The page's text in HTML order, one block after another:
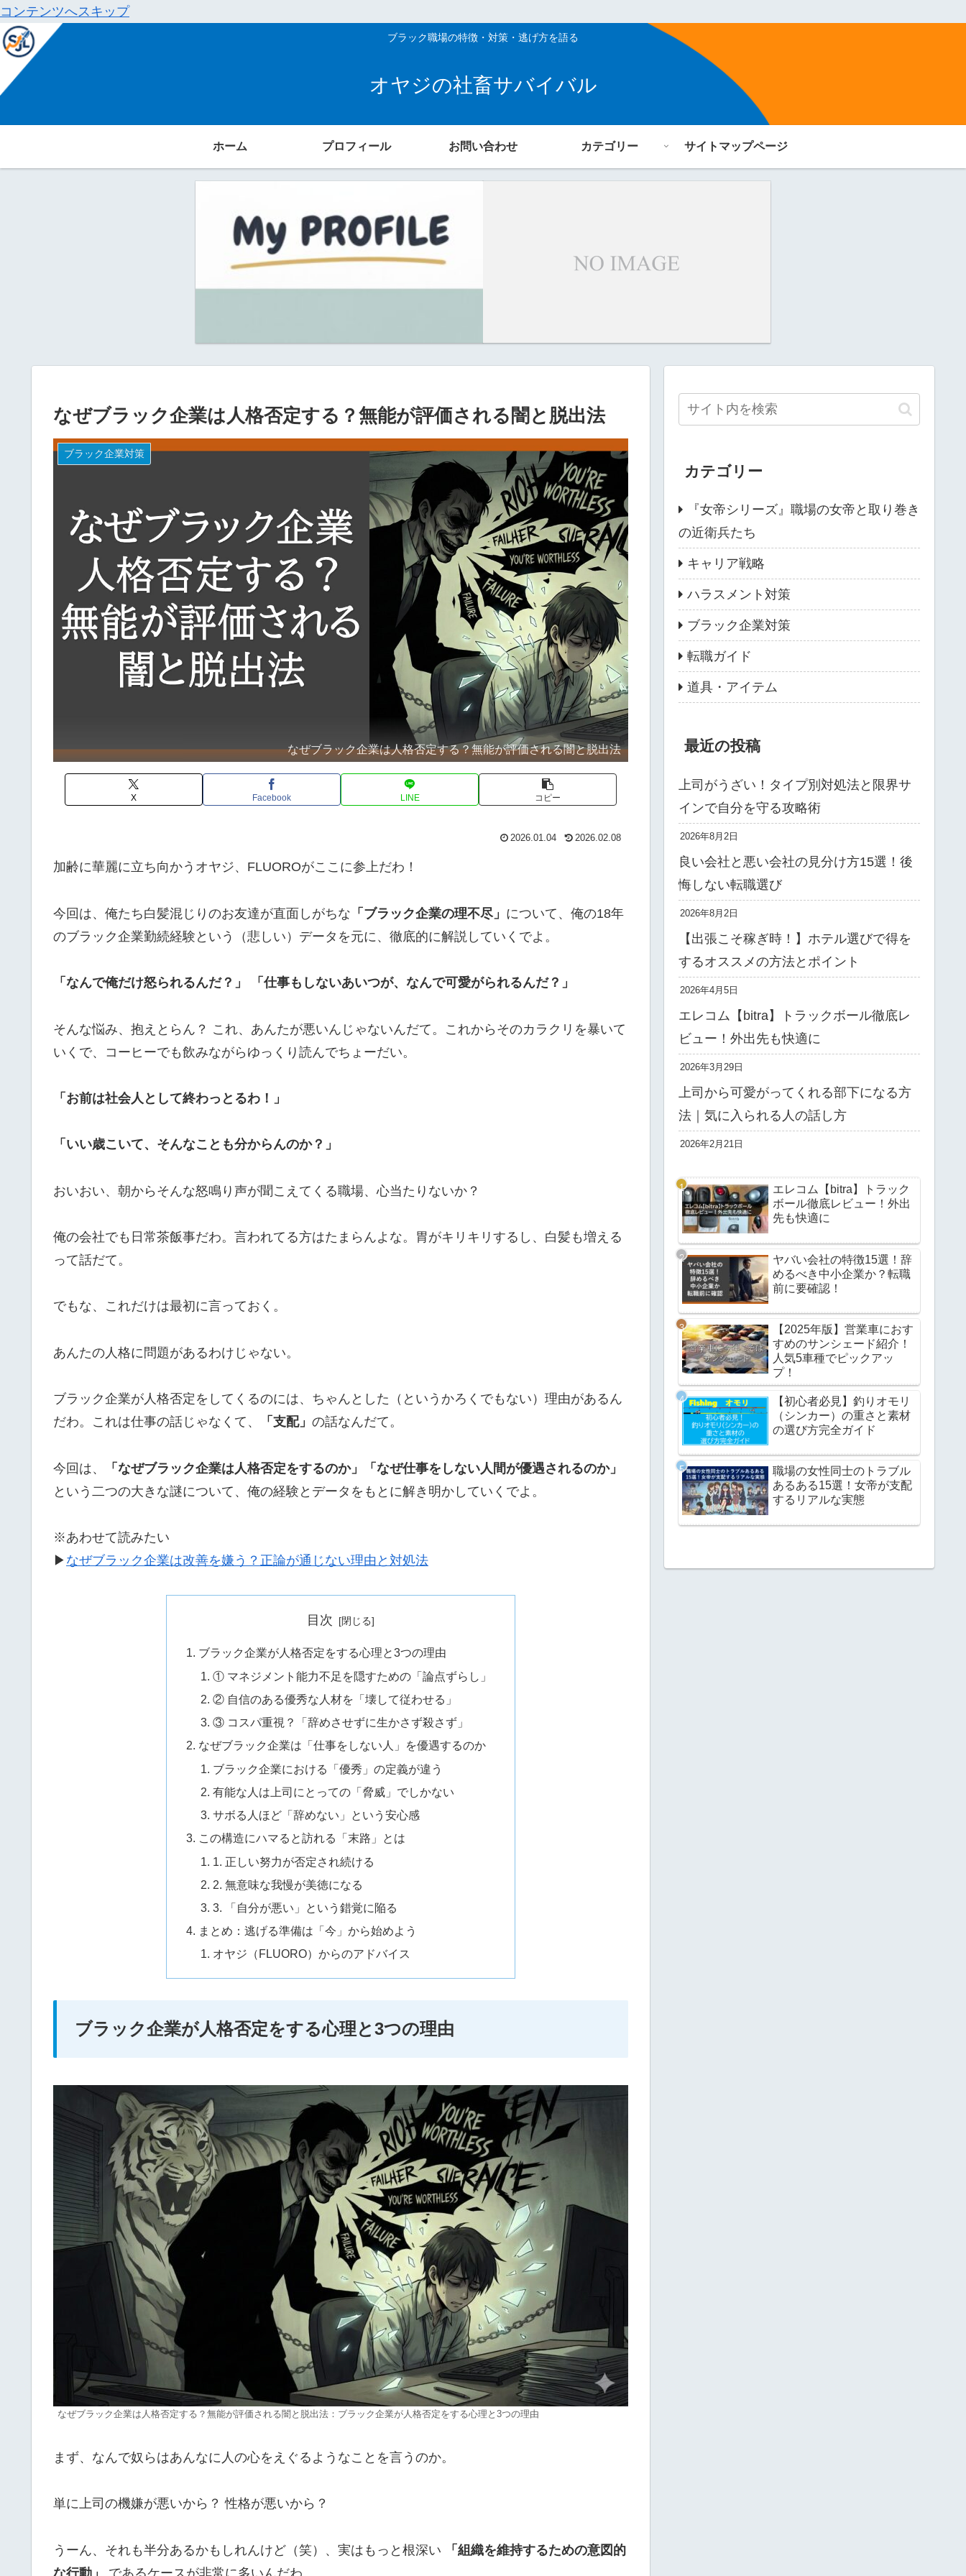
コンテンツへスキップ
ブラック職場の特徴・対策・逃げ方を語る
オヤジの社畜サバイバル
ホーム プロフィール お問い合わせ カテゴリー サイトマップページ
なぜブラック企業は人格否定する？無能が評価される闇と脱出法
ブラック企業対策
なぜブラック企業は人格否定する？無能が評価される闇と脱出法
X Facebook LINE コピー
2026.01.04 2026.02.08
加齢に華麗に立ち向かうオヤジ、FLUOROがここに参上だわ！
今回は、俺たち白髪混じりのお友達が直面しがちな 「ブラック企業の理不尽」 について、俺の18年
のブラック企業勤続経験という（悲しい）データを元に、徹底的に解説していくでよ。
「なんで俺だけ怒られるんだ？」 「仕事もしないあいつが、なんで可愛がられるんだ？」
そんな悩み、抱えとらん？ これ、あんたが悪いんじゃないんだて。これからそのカラクリを暴いて
いくで、コーヒーでも飲みながらゆっくり読んでちょーだい。
「お前は社会人として終わっとるわ！」
「いい歳こいて、そんなことも分からんのか？」
おいおい、朝からそんな怒鳴り声が聞こえてくる職場、心当たりないか？
俺の会社でも日常茶飯事だわ。言われてる方はたまらんよな。胃がキリキリするし、白髪も増える
って話だて。
でもな、これだけは最初に言っておく。
あんたの人格に問題があるわけじゃない。
ブラック企業が人格否定をしてくるのには、ちゃんとした（というかろくでもない）理由があるん
だわ。これは仕事の話じゃなくて、
「支配」 の話なんだて。
今回は、
「なぜブラック企業は人格否定をするのか」「なぜ仕事をしない人間が優遇されるのか」
という二つの大きな謎について、俺の経験とデータをもとに解き明かしていくでよ。
※あわせて読みたい
▶ なぜブラック企業は改善を嫌う？正論が通じない理由と対処法
目次
ブラック企業が人格否定をする心理と3つの理由
① マネジメント能力不足を隠すための「論点ずらし」
② 自信のある優秀な人材を「壊して従わせる」
③ コスパ重視？「辞めさせずに生かさず殺さず」
なぜブラック企業は「仕事をしない人」を優遇するのか
ブラック企業における「優秀」の定義が違う
有能な人は上司にとっての「脅威」でしかない
サボる人ほど「辞めない」という安心感
この構造にハマると訪れる「末路」とは
1. 正しい努力が否定され続ける
2. 無意味な我慢が美徳になる
3. 「自分が悪い」という錯覚に陥る
まとめ：逃げる準備は「今」から始めよう
オヤジ（FLUORO）からのアドバイス
ブラック企業が人格否定をする心理と3つの理由
なぜブラック企業は人格否定する？無能が評価される闇と脱出法：ブラック企業が人格否定をする心理と3つの理由
まず、なんで奴らはあんなに人の心をえぐるようなことを言うのか。
単に上司の機嫌が悪いから？ 性格が悪いから？
うーん、それも半分あるかもしれんけど（笑）、実はもっと根深い
「組織を維持するための意図的
な行動」
であるケースが非常に多いんだわ。
カテゴリー
『女帝シリーズ』職場の女帝と取り巻き
の近衛兵たち
キャリア戦略
ハラスメント対策
ブラック企業対策
転職ガイド
道具・アイテム
最近の投稿
上司がうざい！タイプ別対処法と限界サ
インで自分を守る攻略術
2026年8月2日
良い会社と悪い会社の見分け方15選！後
悔しない転職選び
2026年8月2日
【出張こそ稼ぎ時！】ホテル選びで得を
するオススメの方法とポイント
2026年4月5日
エレコム【bitra】トラックボール徹底レ
ビュー！外出先も快適に
2026年3月29日
上司から可愛がってくれる部下になる方
法｜気に入られる人の話し方
2026年2月21日
エレコム【bitra】トラック
ボール徹底レビュー！外出
先も快適に
ヤバい会社の特徴15選！辞
めるべき中小企業か？転職
前に要確認！
【2025年版】営業車におす
すめのサンシェード紹介！
人気5車種でピックアッ
プ！
【初心者必見】釣りオモリ
（シンカー）の重さと素材
の選び方完全ガイド
職場の女性同士のトラブル
あるある15選！女帝が支配
するリアルな実態